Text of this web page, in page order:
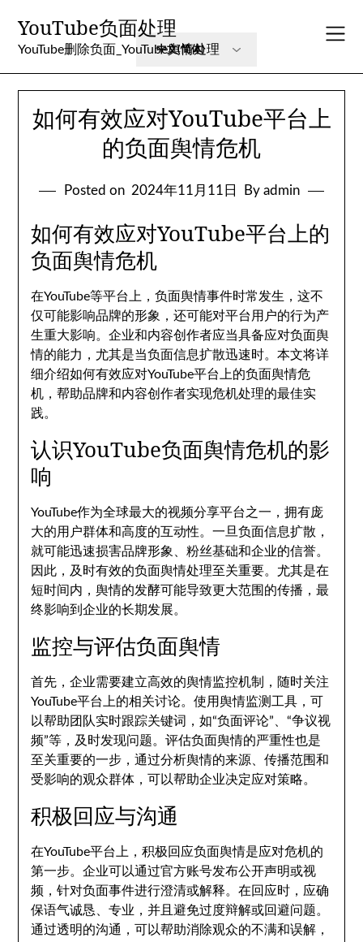
content
YouTube负面处理
YouTube删除负面_YouTube舆情处理
如何有效应对YouTube平台上
的负面舆情危机
Posted on 2024年11月11日 By admin
如何有效应对YouTube平台上的
负面舆情危机
在YouTube等平台上，负面舆情事件时常发生，这不
仅可能影响品牌的形象，还可能对平台用户的行为产
生重大影响。企业和内容创作者应当具备应对负面舆
情的能力，尤其是当负面信息扩散迅速时。本文将详
细介绍如何有效应对YouTube平台上的负面舆情危
机，帮助品牌和内容创作者实现危机处理的最佳实
践。
认识YouTube负面舆情危机的影
响
YouTube作为全球最大的视频分享平台之一，拥有庞
大的用户群体和高度的互动性。一旦负面信息扩散，
就可能迅速损害品牌形象、粉丝基础和企业的信誉。
因此，及时有效的负面舆情处理至关重要。尤其是在
短时间内，舆情的发酵可能导致更大范围的传播，最
终影响到企业的长期发展。
监控与评估负面舆情
首先，企业需要建立高效的舆情监控机制，随时关注
YouTube平台上的相关讨论。使用舆情监测工具，可
以帮助团队实时跟踪关键词，如“负面评论”、“争议视
频”等，及时发现问题。评估负面舆情的严重性也是
至关重要的一步，通过分析舆情的来源、传播范围和
受影响的观众群体，可以帮助企业决定应对策略。
积极回应与沟通
在YouTube平台上，积极回应负面舆情是应对危机的
第一步。企业可以通过官方账号发布公开声明或视
频，针对负面事件进行澄清或解释。在回应时，应确
保语气诚恳、专业，并且避免过度辩解或回避问题。
通过透明的沟通，可以帮助消除观众的不满和误解，